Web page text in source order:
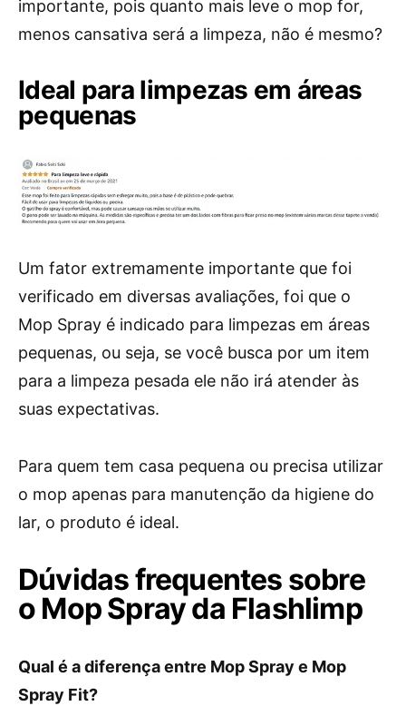
importante, pois quanto mais leve o mop for,
menos cansativa será a limpeza, não é mesmo?
Ideal para limpezas em áreas
pequenas
Um fator extremamente importante que foi
verificado em diversas avaliações, foi que o
Mop Spray é indicado para limpezas em áreas
pequenas, ou seja, se você busca por um item
para a limpeza pesada ele não irá atender às
suas expectativas.
Para quem tem casa pequena ou precisa utilizar
o mop apenas para manutenção da higiene do
lar, o produto é ideal.
Dúvidas frequentes sobre
o Mop Spray da Flashlimp
Qual é a diferença entre Mop Spray e Mop
Spray Fit?